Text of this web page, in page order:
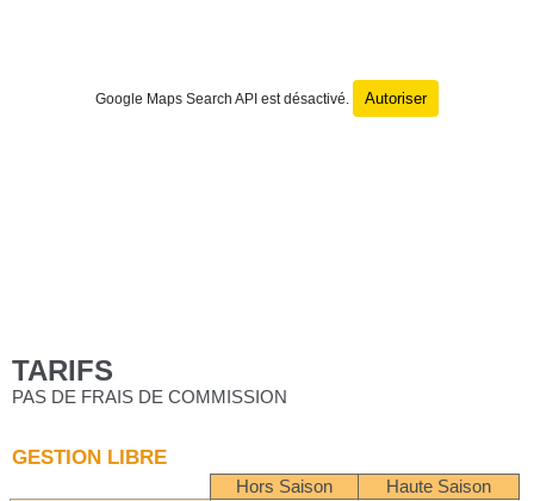
Google Maps Search API est désactivé. Autoriser
TARIFS
PAS DE FRAIS DE COMMISSION
GESTION LIBRE
Hors Saison
Haute Saison